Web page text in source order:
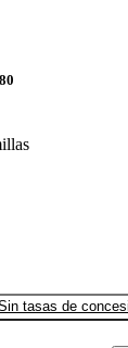
tasas de